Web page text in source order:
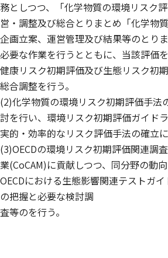
務としつつ、「化学物質の環境リスク
営・調整及び総合とりまとめ「化学物
企画立案、運営管理及び結果等のとり
必要な作業を行うとともに、当該評価
健康リスク初期評価及び生態リスク初
総合調整を行う。
(2)化学物質の環境リスク初期評価手法
討を行い、環境リスク初期評価ガイド
実的・効率的なリスク評価手法の確立に
(3)OECDの環境リスク初期評価関連調
業(CoCAM)に貢献しつつ、同分野の動
OECDにおける生態影響関連テストガ
の把握と必要な検討調
査等のを行う。